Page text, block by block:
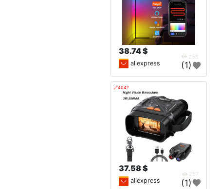
38.74 $
258
aliexpress (1)
🔗404?
37.58 $
257
aliexpress (1)